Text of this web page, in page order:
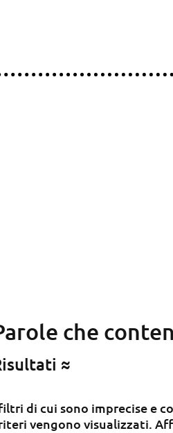
che
≈
di cui sono imprecise e
vengono visualizzati.